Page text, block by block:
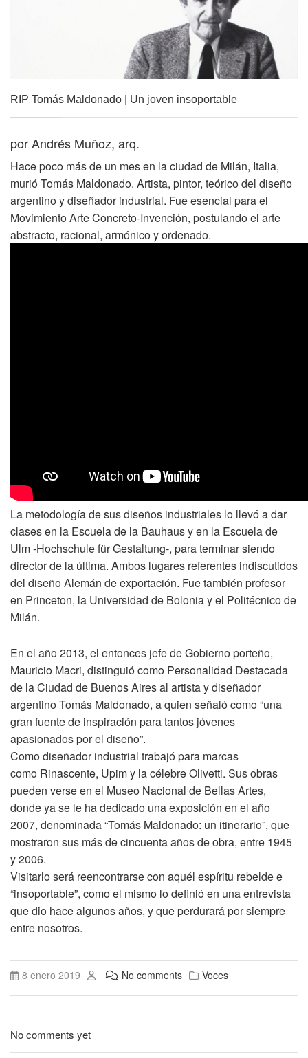
RIP Tomás Maldonado | Un joven insoportable
por Andrés Muñoz, arq.
Hace poco más de un mes en la ciudad de Milán, Italia,
murió Tomás Maldonado. Artista, pintor, teórico del diseño
argentino y diseñador industrial. Fue esencial para el
Movimiento Arte Concreto-Invención, postulando el arte
abstracto, racional, armónico y ordenado.
La metodología de sus diseños industriales lo llevó a dar
clases en la Escuela de la Bauhaus y en la Escuela de
Ulm -Hochschule für Gestaltung-, para terminar siendo
director de la última. Ambos lugares referentes indiscutidos
del diseño Alemán de exportación. Fue también profesor
en Princeton, la Universidad de Bolonia y el Politécnico de
Milán.
En el año 2013, el entonces jefe de Gobierno porteño,
Mauricio Macri, distinguió como Personalidad Destacada
de la Ciudad de Buenos Aires al artista y diseñador
argentino Tomás Maldonado, a quien señaló como “una
gran fuente de inspiración para tantos jóvenes
apasionados por el diseño”.
Como diseñador industrial trabajó para marcas
como Rinascente, Upim y la célebre Olivetti. Sus obras
pueden verse en el Museo Nacional de Bellas Artes,
donde ya se le ha dedicado una exposición en el año
2007, denominada “Tomás Maldonado: un itinerario”, que
mostraron sus más de cincuenta años de obra, entre 1945
y 2006.
Visitarlo será reencontrarse con aquél espíritu rebelde e
“insoportable”, como el mismo lo definió en una entrevista
que dio hace algunos años, y que perdurará por siempre
entre nosotros.
8 enero 2019 No comments Voces
No comments yet